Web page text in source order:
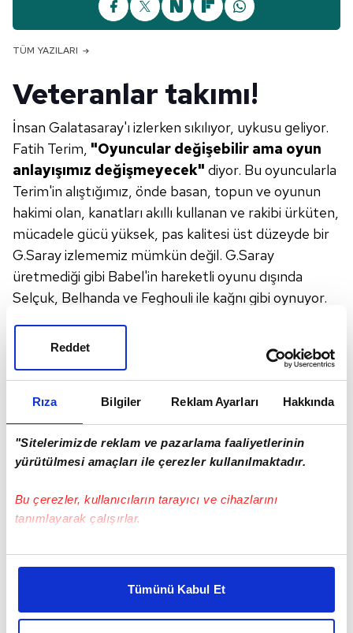
Rıza Bilgiler Reklam Ayarları Hakkında
"Sitelerimizde reklam ve pazarlama faaliyetlerinin
yürütülmesi amaçları ile çerezler kullanılmaktadır.
Bu çerezler, kullanıcıların tarayıcı ve cihazlarını
tanımlayarak çalışırlar.
Bu çerezlere izin vermeniz halinde sizlere özel
daha iyi reklam deneyimi yaşatabiliriz. Bunu yaparken
amacımızın size daha iyi bir reklam deneyimi sunmak
Tümünü Kabul Et
Reddet
TÜM YAZILARI
Veteranlar takımı!
İnsan Galatasaray'ı izlerken sıkılıyor, uykusu geliyor.
Fatih Terim, "Oyuncular değişebilir ama oyun
anlayışımız değişmeyecek" diyor. Bu oyuncularla
Terim'in alıştığımız, önde basan, topun ve oyunun
hakimi olan, kanatları akıllı kullanan ve rakibi ürküten,
mücadele gücü yüksek, pas kalitesi üst düzeyde bir
G.Saray izlememiz mümkün değil. G.Saray
üretmediği gibi Babel'in hareketli oyunu dışında
Selçuk, Belhanda ve Feghouli ile kağnı gibi oynuyor.
kazandığı şampiyonluklar ve kupalarla Galatasaray
Ama bu Selçuk'u futbol
bile bırakmış. Taylan, ÖmerBayram, Emre Mor
gibi oyuncular varken Selçuk kadroya bile
girmez.Belhanda ile Feghouli top kaybetme
konusunda birbirleriyle yarıştı. Özellikle Belhanda'nın
kaybettiği toplar G.Birliği ataklarına dönüştü.
yapmadan"Top benden gitsin"
buluştuğu topları öne doğru attığı deparlarla
pozisyona dönüştürürdü. Belhanda ile Feghouli
sorumluluk almıyor.
Galatasaray maalesef rakibe fizik güç olarak